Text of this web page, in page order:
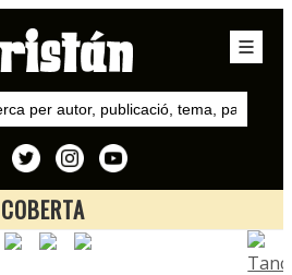
COBERTA
Inici